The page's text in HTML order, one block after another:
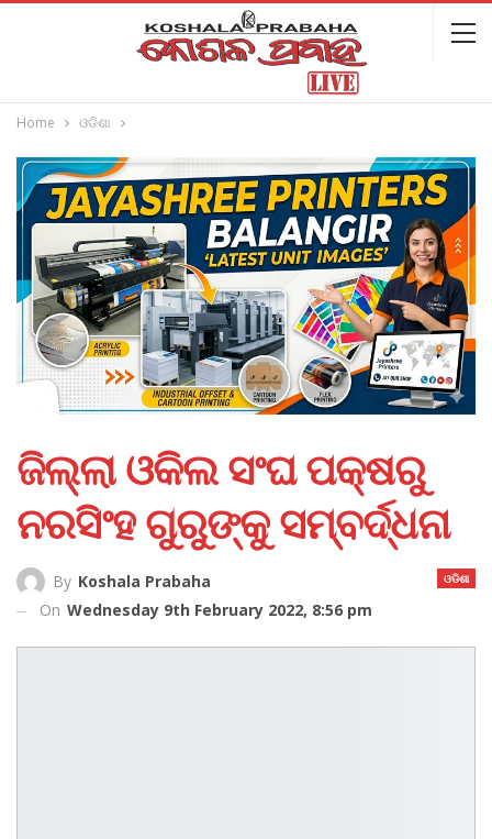
Home ଓଡିଶା
ଜିଲ୍ଲା ଓକିଲ ସଂଘ ପକ୍ଷରୁ
ନରସିଂହ ଗୁରୁଙ୍କୁ ସମ୍ବର୍ଦ୍ଧନା
ଓଡିଶା
By Koshala Prabaha
On Wednesday 9th February 2022, 8:56 pm